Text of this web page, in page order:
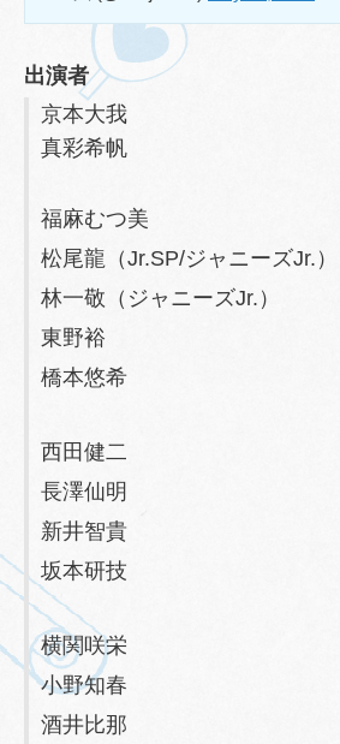
出演者
京本大我
真彩希帆
福麻むつ美
松尾龍（Jr.SP/ジャニーズJr.）
林一敬（ジャニーズJr.）
東野裕
橋本悠希
西田健二
長澤仙明
新井智貴
坂本研技
横関咲栄
小野知春
酒井比那